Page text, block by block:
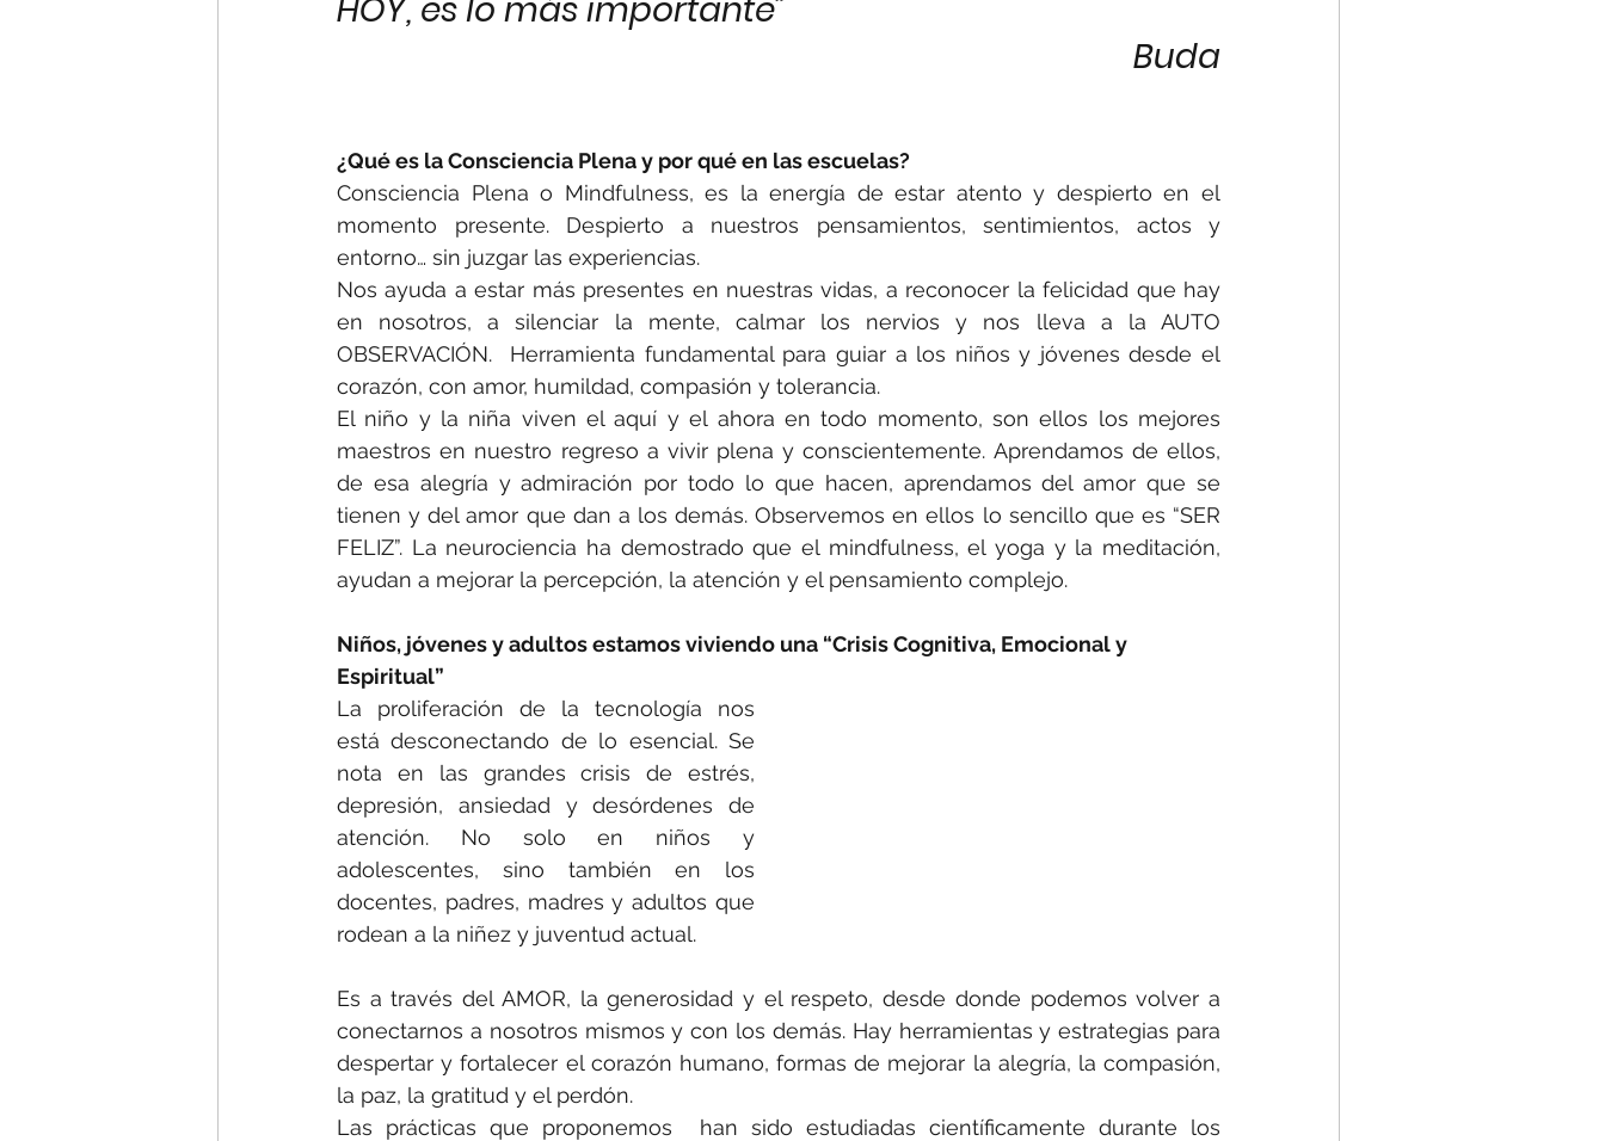
HOY, es lo más importante”
Buda
¿Qué es la Consciencia Plena y por qué en las escuelas?
Consciencia Plena o Mindfulness, es la energía de estar atento y despierto en el
momento presente. Despierto a nuestros pensamientos, sentimientos, actos y
entorno… sin juzgar las experiencias.
Nos ayuda a estar más presentes en nuestras vidas, a reconocer la felicidad que hay
en nosotros, a silenciar la mente, calmar los nervios y nos lleva a la AUTO
OBSERVACIÓN.  Herramienta fundamental para guiar a los niños y jóvenes desde el
corazón, con amor, humildad, compasión y tolerancia.
El niño y la niña viven el aquí y el ahora en todo momento, son ellos los mejores
maestros en nuestro regreso a vivir plena y conscientemente. Aprendamos de ellos,
de esa alegría y admiración por todo lo que hacen, aprendamos del amor que se
tienen y del amor que dan a los demás. Observemos en ellos lo sencillo que es “SER
FELIZ”. La neurociencia ha demostrado que el mindfulness, el yoga y la meditación,
ayudan a mejorar la percepción, la atención y el pensamiento complejo.
Niños, jóvenes y adultos estamos viviendo una “Crisis Cognitiva, Emocional y
Espiritual”
La proliferación de la tecnología nos
está desconectando de lo esencial. Se
nota en las grandes crisis de estrés,
depresión, ansiedad y desórdenes de
atención. No solo en niños y
adolescentes, sino también en los
docentes, padres, madres y adultos que
rodean a la niñez y juventud actual.
Es a través del AMOR, la generosidad y el respeto, desde donde podemos volver a
conectarnos a nosotros mismos y con los demás. Hay herramientas y estrategias para
despertar y fortalecer el corazón humano, formas de mejorar la alegría, la compasión,
la paz, la gratitud y el perdón.
Las prácticas que proponemos  han sido estudiadas científicamente durante los